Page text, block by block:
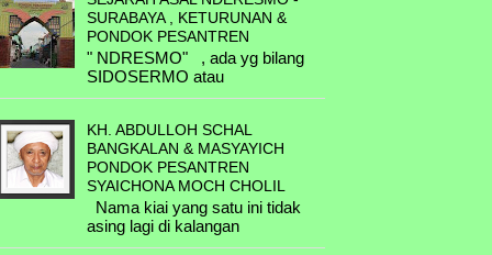
A.5.4.G. Syarifah Fatimatuz Zahro bin
Ahmad Hafidzuddin & Ali Subro bin
Ahmad Kholil
KH. Abdul Wachid bin KH. Abbas &
Zainab
B.3.1.E. Nyai Hj. Chanifah binti KH.
Abbas & KH Farchan bin Bakri
KH. Abdul Mujib bin KH. Abbas & Nyai
Hj Mudawamah
B.4.2.A. Nyai Marfu'ah binti Abdulloh
Faqih & Kyai Abdul Mu'in
B.4.3.A. Mutsmiroh binti Abdul Karim &
SURABAYA , KETURUNAN &
PONDOK PESANTREN
" NDRESMO" , ada yg bilang
SIDOSERMO atau
SIDORESMO . namun nama
NDRESMO . Perkampungan
yang terl...
KH. ABDULLOH SCHAL
BANGKALAN & MASYAYICH
PONDOK PESANTREN
SYAICHONA MOCH CHOLIL
Nama kiai yang satu ini tidak
asing lagi di kalangan
masyarakat Indonesia,